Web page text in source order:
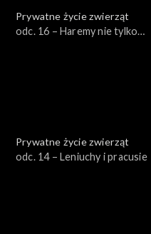
Prywatne życie zwierząt
odc. 16 – Haremy nie tylko
Prywatne życie zwierząt
odc. 14 – Leniuchy i pracusie